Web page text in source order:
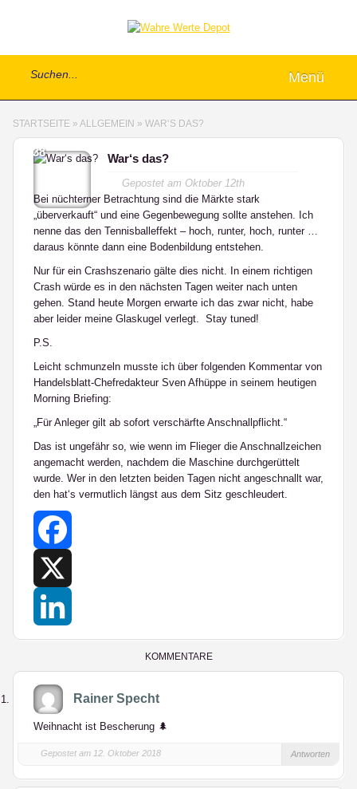
Menü
STARTSEITE » ALLGEMEIN » WAR‘S DAS?
38 War‘s das?
Gepostet am Oktober 12th
Bei nüchterner Betrachtung sind die Märkte stark
„überverkauft“ und eine Gegenbewegung sollte anstehen. Ich
nenne das den Tennisballeffekt – hoch, runter, hoch, runter …
daraus könnte dann eine Bodenbildung entstehen.
Nur für ein Crashszenario gälte dies nicht. In einem richtigen
Crash würde es in den nächsten Tagen weiter nach unten
gehen. Stand heute Morgen erwarte ich das zwar nicht, habe
aber leider meine Glaskugel verlegt. Stay tuned!
P.S.
Leicht schmunzeln musste ich über folgenden Kommentar von
Handelsblatt-Chefredakteur Sven Afhüppe in seinem heutigen
Morning Briefing:
„Für Anleger gilt ab sofort verschärfte Anschnallpflicht.“
Das ist ungefähr so, wie wenn im Flieger die Anschnallzeichen
angemacht werden, nachdem die Maschine durchgerüttelt
wurde. Wer in den letzten beiden Tagen nicht angeschnallt war,
den hat‘s vermutlich längst aus dem Sitz geschleudert.
Facebook
KOMMENTARE
Rainer Specht
Weihnacht ist Bescherung 🌲
Gepostet am 12. Oktober 2018 Antworten